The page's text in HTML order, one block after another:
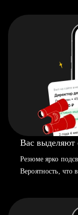
Вас выделяют
Резюме ярко
Вероятность, что